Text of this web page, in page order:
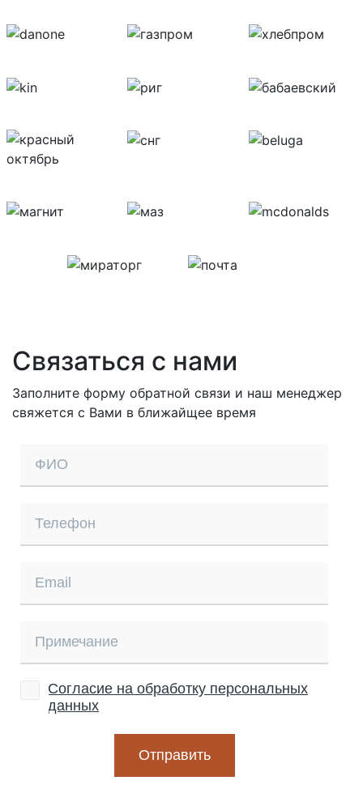
Связаться с нами
Заполните форму обратной связи и наш менеджер
свяжется с Вами в ближайщее время